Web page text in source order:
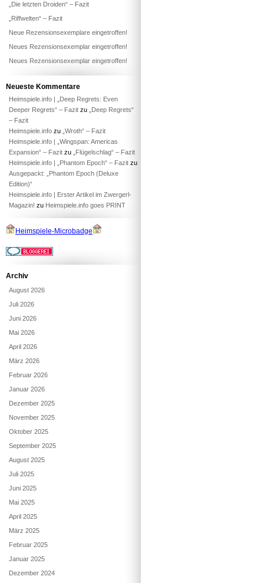
„Die letzten Droiden“ – Fazit
„Riffwelten“ – Fazit
Neue Rezensionsexemplare eingetroffen!
Neues Rezensionsexemplar eingetroffen!
Neues Rezensionsexemplar eingetroffen!
Neueste Kommentare
Heimspiele.info | „Deep Regrets: Even
Deeper Regrets“ – Fazit zu
„Deep Regrets“
– Fazit
Heimspiele.info zu „Wroth“ – Fazit
Heimspiele.info | „Wingspan: Americas
Expansion“ – Fazit zu
„Flügelschlag“ – Fazit
Heimspiele.info | „Phantom Epoch“ – Fazit zu
Ausgepackt: „Phantom Epoch (Deluxe
Edition)“
Heimspiele.info | Erster Artikel im Zwergerl-
Magazin! zu Heimspiele.info goes PRINT
Heimspiele-Microbadge
Archiv
August 2026
Juli 2026
Juni 2026
Mai 2026
April 2026
März 2026
Februar 2026
Januar 2026
Dezember 2025
November 2025
Oktober 2025
September 2025
August 2025
Juli 2025
Juni 2025
Mai 2025
April 2025
März 2025
Februar 2025
Januar 2025
Dezember 2024